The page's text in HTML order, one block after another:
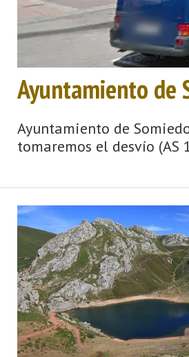
Ayuntamiento de
Ayuntamiento de
tomaremos el desvío